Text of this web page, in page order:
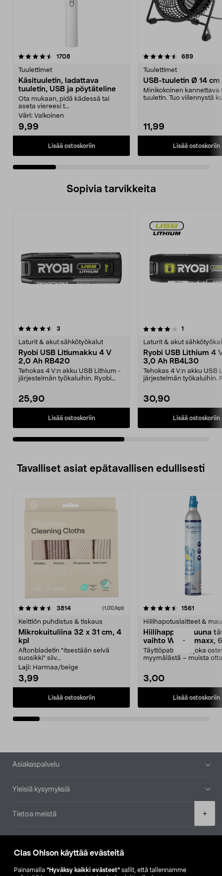
Clas Ohlson käyttää evästeitä
Painamalla ”Hyväksy kaikki evästeet” sallit, että tallennamme
-
+
1708arvostelut
Tuulettimet
Käsituuletin, ladattava
tuuletin, USB ja pöytäteline
Ota mukaan, pidä kädessä tai
aseta viereesi t...
Väri: Valkoinen
9,99
Lisää ostoskoriin
4.5 viidestä
689arvostelut
Tuulettimet
USB-tuuletin Ø 14 cm
Minikokoinen kannettava
tuuletin. Tuo viilennystä
11,99
Lisää ostoskoriin
5.0 viidestä
Sopivia tarvikkeita
3
Laturit & akut sähkötyökalut
Ryobi USB Litiumakku 4 V
2,0 Ah RB420
Tehokas 4 V:n akku USB Lithium -
järjestelmän työkaluihin. Ryobi
25,90
Lisää ostoskoriin
4.0viidestä
1
Laturit & akut
Ryobi USB Lithium 4
3,0 Ah RB4L30
Tehokas 4 V:n akku USB
järjestelmän työkaluihin.
30,90
Lisää ostoskoriin
0.0 viidestä
Tavalliset asiat epätavallisen edullisesti
3814arvostelut (1,00/kpl)
Keittiön puhdistus & tiskaus
Mikrokuituliina 32 x 31 cm, 4
kpl
Aftonbladetin "itsestään selvä
suosikki" siiv...
Laji: Harmaa/beige
3,99
Lisää ostoskoriin
4.5viidestä
1561
Hiilihapotuslaitteet &
Hiilihappopatruuna
vaihto Wassermaxx,
Täyttöpatruuna, joka
myymälästä – muista
3,00
Lisää ostoskoriin
4.5viidestä
Alatunniste
Asiakaspalvelu
Yleisiä kysymyksiä
Tietoa meistä